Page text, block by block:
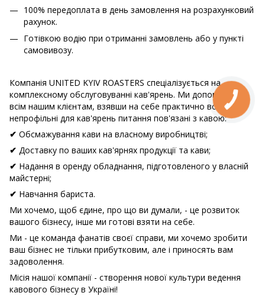
100% передоплата в день замовлення на розрахунковий
рахунок.
Готівкою водію при отриманні замовлень або у пункті
самовивозу.
Компанія UNITED KYIV ROASTERS спеціалізується на
комплексному обслуговуванні кав'ярень. Ми допомагаємо
всім нашим клієнтам, взявши на себе практично всі
непрофільні для кав'ярень питання пов'язані з кавою:
✔ Обсмажування кави на власному виробництві;
✔ Доставку по ваших кав'ярнях продукції та кави;
✔ Надання в оренду обладнання, підготовленого у власній
майстерні;
✔ Навчання бариста.
Ми хочемо, щоб єдине, про що ви думали, - це розвиток
вашого бізнесу, інше ми готові взяти на себе.
Ми - це команда фанатів своєї справи, ми хочемо зробити
ваш бізнес не тільки прибутковим, але і приносять вам
задоволення.
Місія нашої компанії - створення нової культури ведення
кавового бізнесу в Україні!